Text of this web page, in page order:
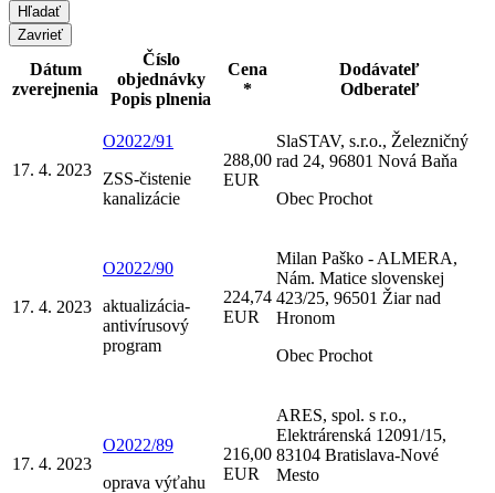
Zavrieť
Dátum
zverejnenia
Číslo
objednávky
Popis plnenia
Cena
*
Dodávateľ
Odberateľ
17. 4. 2023
O2022/91
ZSS-čistenie
kanalizácie
288,00
EUR
SlaSTAV, s.r.o., Železničný
rad 24, 96801 Nová Baňa
Obec Prochot
17. 4. 2023
O2022/90
aktualizácia-
antivírusový
program
224,74
EUR
Milan Paško - ALMERA,
Nám. Matice slovenskej
423/25, 96501 Žiar nad
Hronom
Obec Prochot
17. 4. 2023
O2022/89
oprava výťahu
216,00
EUR
ARES, spol. s r.o.,
Elektrárenská 12091/15,
83104 Bratislava-Nové
Mesto